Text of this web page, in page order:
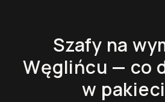
Szafy na
Węglińcu — co
w